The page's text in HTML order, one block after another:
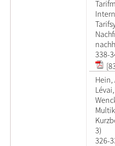
338-
Hein,
3)
326-